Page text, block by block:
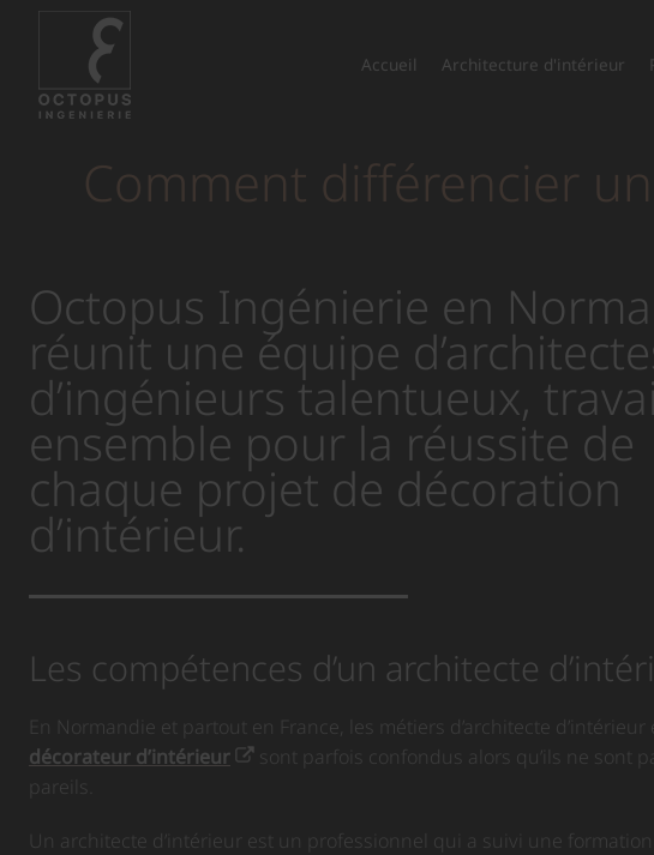
Accueil Architecture d'intérieur
Comment différencier
Octopus Ingénierie en
réunit une équipe
d’ingénieurs talentueux,
ensemble pour la réussite de
chaque projet de décoration
d’intérieur.
Les compétences d’un architecte
En Normandie et partout en France, les métiers d’architecte d’intérieur
décorateur d’intérieur
sont parfois confondus alors qu’ils ne sont
pareils.
Un architecte d’intérieur est un professionnel qui a suivi une